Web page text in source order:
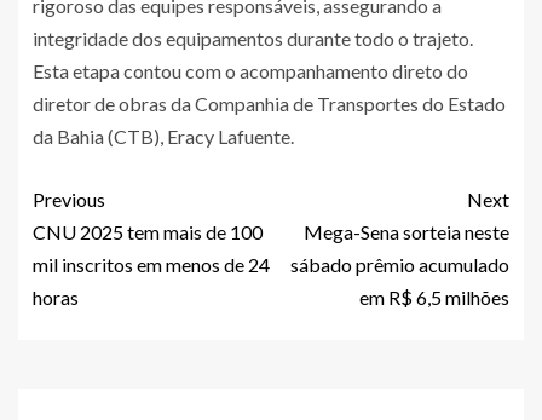
rigoroso das equipes responsáveis, assegurando a
integridade dos equipamentos durante todo o trajeto.
Esta etapa contou com o acompanhamento direto do
diretor de obras da Companhia de Transportes do Estado
da Bahia (CTB), Eracy Lafuente.
Previous
CNU 2025 tem mais de 100
mil inscritos em menos de 24
horas
Next
Mega-Sena sorteia neste
sábado prêmio acumulado
em R$ 6,5 milhões